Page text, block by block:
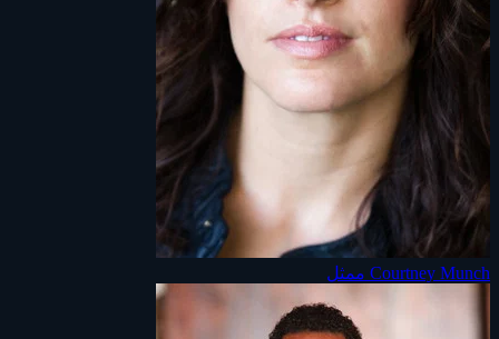
Courtney Munch ممثل